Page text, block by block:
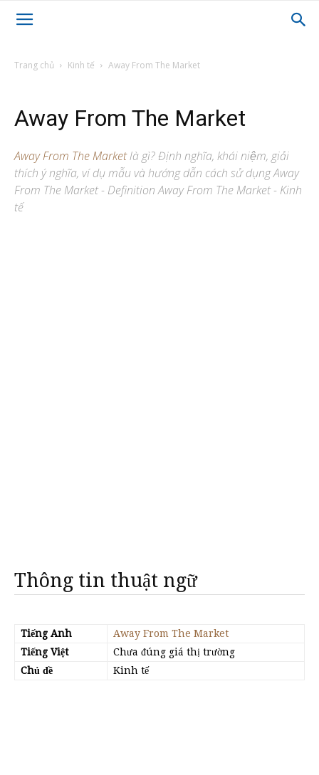
Trang chủ Kinh tế Away From The Market
Away From The Market
Away From The Marketlà gì? Định nghĩa, khái niệm, giải
thích ý nghĩa, ví dụ mẫu và hướng dẫn cách sử dụng Away
From The Market - Definition Away From The Market - Kinh
tế
Thông tin thuật ngữ
Tiếng Anh
Away From The Market
Tiếng Việt
Chưa đúng giá thị trường
Chủ đề
Kinh tế